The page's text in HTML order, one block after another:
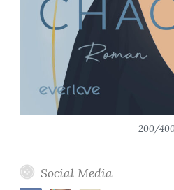
200/400
Social Media